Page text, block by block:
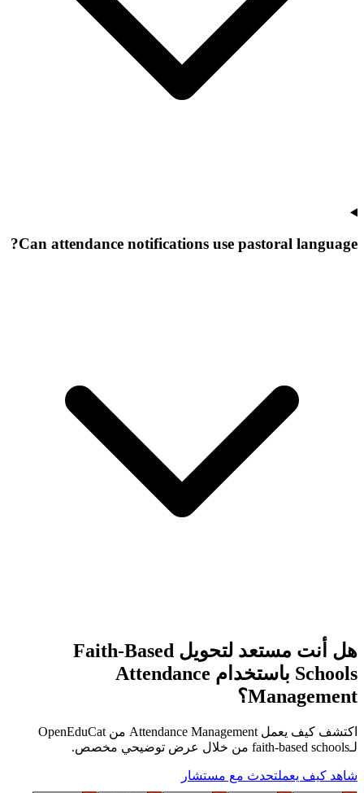
Can attendance notifications use pastoral language?
هل أنت مستعد لتحويل Faith-Based
Schools باستخدام Attendance
Management؟
اكتشف كيف يعمل Attendance Management من OpenEduCat
لـfaith-based schools من خلال عرض توضيحي مخصص.
شاهد كيف يعملتحدث مع مستشار